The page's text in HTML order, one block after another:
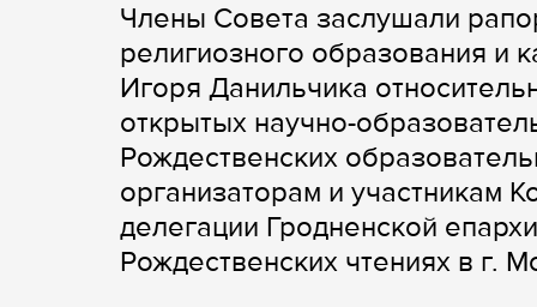
Члены Совета заслушали
религиозного образования и
Игоря Данильчика
открытых научно-
Рождественских
организаторам и участникам
делегации Гродненской
Рождественских чтениях в г.